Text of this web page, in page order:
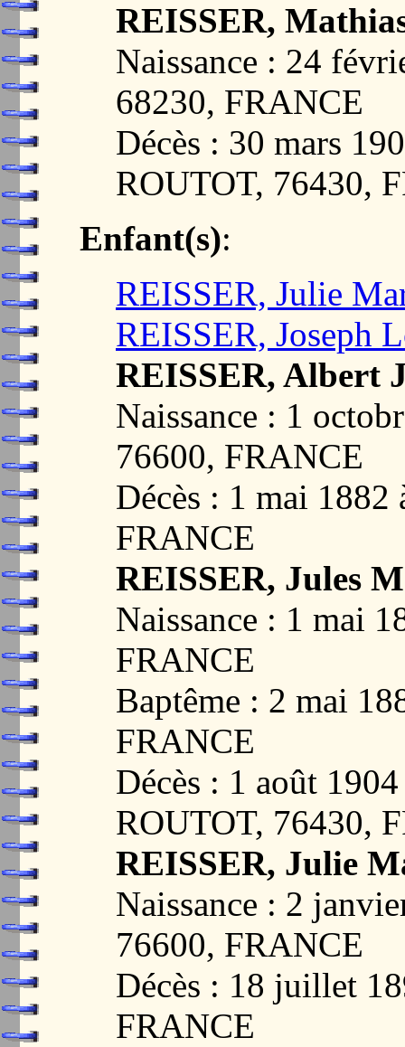
REISSER,
Naissance : 24
68230, FRANCE
Décès : 30 mars
ROUTOT, 76430,
Enfant(s):
REISSER, Julie
REISSER, Joseph
REISSER, Albert
Naissance : 1
76600, FRANCE
Décès : 1 mai
FRANCE
REISSER, Jules
Naissance : 1 mai
FRANCE
Baptême : 2 mai
FRANCE
Décès : 1 août
ROUTOT, 76430,
REISSER, Julie
Naissance : 2
76600, FRANCE
Décès : 18 juillet
FRANCE